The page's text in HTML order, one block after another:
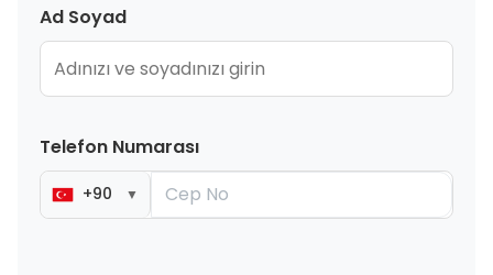
Ad Soyad
Telefon Numarası
+90 ▼